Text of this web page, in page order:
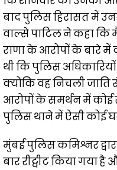
बाद पुलिस हिरासत में
वाल्से पाटिल ने कहा
राणा के आरोपों के बारे में
थी कि पुलिस
क्योंकि वह निचली जाति
आरोपों के समर्थन में कोई
पुलिस थाने में ऐसी कोई
मुंबई पुलिस कमिश्नर
बार रीट्वीट किया गया है